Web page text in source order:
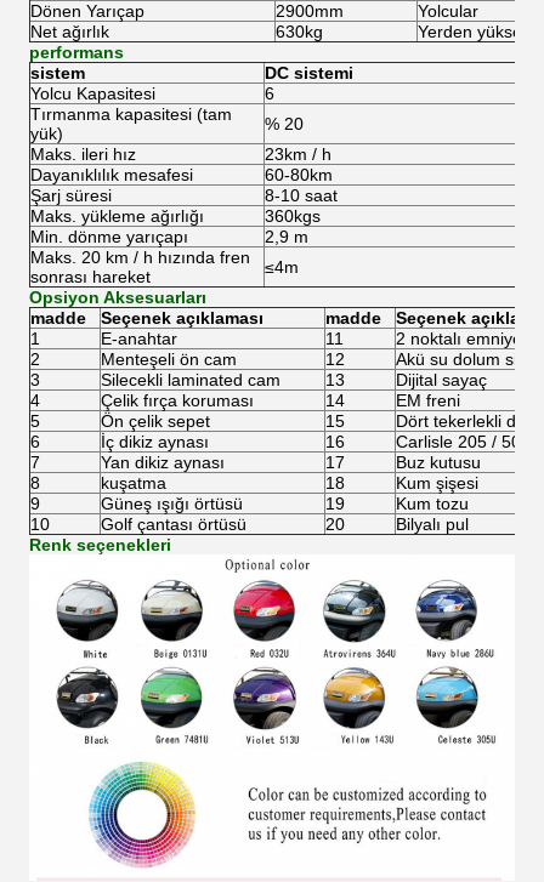
Dönen Yarıçap
2900mm
Yolcular
Net ağırlık
630kg
Yerden
performans
sistem
DC sistemi
Yolcu Kapasitesi
6
Tırmanma kapasitesi (tam
yük)
% 20
Maks. ileri hız
23km / h
Dayanıklılık mesafesi
60-80km
Şarj süresi
8-10 saat
Maks. yükleme ağırlığı
360kgs
Min. dönme yarıçapı
2,9 m
Maks. 20 km / h hızında fren
sonrası hareket
≤4m
Opsiyon Aksesuarları
madde
Seçenek açıklaması madde
Seçenek
1
E-anahtar 11
2 noktalı emniyet
2
Menteşeli ön cam 12
Akü su dolum
3
Silecekli laminated cam 13
Dijital sayaç
4
Çelik fırça koruması 14
EM freni
5
Ön çelik sepet 15
Dört tekerlekli disk
6
İç dikiz aynası 16
Carlisle 205 / 50-
7
Yan dikiz aynası 17
Buz kutusu
8
kuşatma 18
Kum şişesi
9
Güneş ışığı örtüsü 19
Kum tozu
10
Golf çantası örtüsü 20
Bilyalı pul
Renk seçenekleri